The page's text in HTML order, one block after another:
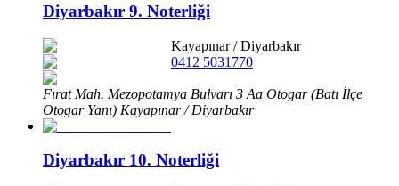
Diyarbakır 9. Noterliği
Kayapınar/Diyarbakır
0412 5031770
Fırat Mah. Mezopotamya Bulvarı 3 Aa Otogar (Batı İlçe
Otogar Yanı) Kayapınar / Diyarbakır
Diyarbakır 10. Noterliği